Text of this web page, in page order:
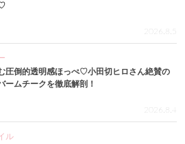
2026.8.5
圧倒的透明感ほっぺ♡小田切ヒロさん絶賛の
ームチークを徹底解剖！
2026.8.4
ル